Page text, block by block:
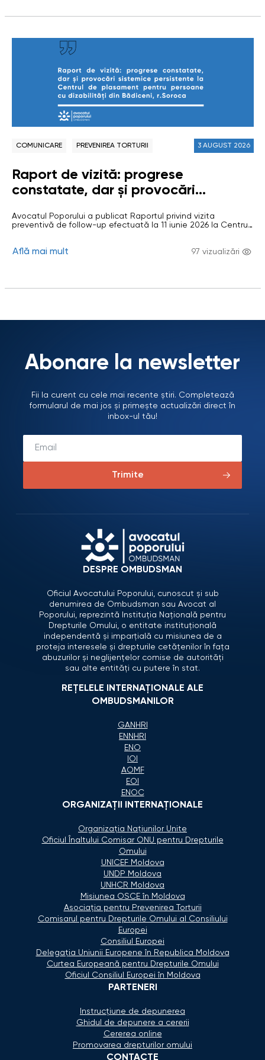
COMUNICARE PREVENIREA TORTURII 3 AUGUST 2026
Raport de vizită: progrese
constatate, dar și provocări
plasament pentru persoane cu
Avocatul Poporului a publicat Raportul privind vizita
preventivă de follow-up efectuată la 11 iunie 2026 la Centrul
avut drept scop evaluarea respectării drepturilor
Află mai mult 97 vizualizări
Abonare la newsletter
Fii la curent cu cele mai recente știri. Completează
formularul de mai jos și primește actualizări direct în
inbox-ul tău!
Trimite
DESPRE OMBUDSMAN
Oficiul Avocatului Poporului, cunoscut și sub
denumirea de Ombudsman sau Avocat al
Poporului, reprezintă Instituția Națională pentru
Drepturile Omului, o entitate instituțională
independentă și imparțială cu misiunea de a
proteja interesele și drepturile cetățenilor în fața
abuzurilor și neglijențelor comise de autorități
sau alte entități cu putere în stat.
REȚELELE INTERNAȚIONALE ALE
OMBUDSMANILOR
GANHRI
ENNHRI
ENO
IOI
AOMF
EOI
ENOC
ORGANIZAŢII INTERNAŢIONALE
Organizaţia Naţiunilor Unite
Oficiul Înaltului Comisar ONU pentru Drepturile
Omului
UNICEF Moldova
UNDP Moldova
UNHCR Moldova
Misiunea OSCE în Moldova
Asociaţia pentru Prevenirea Torturii
Comisarul pentru Drepturile Omului al Consiliului
Europei
Consiliul Europei
Delegaţia Uniunii Europene în Republica Moldova
Curtea Europeană pentru Drepturile Omului
Oficiul Consiliul Europei în Moldova
PARTENERI
Instrucțiune de depunerea
Ghidul de depunere a cererii
Cererea online
Promovarea drepturilor omului
CONTACTE